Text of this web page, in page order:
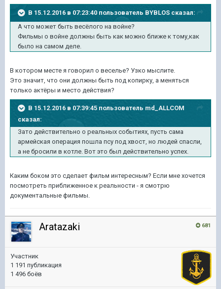
В 15.12.2016 в 07:23:40 пользователь BYBLOS сказал:
А что может быть весёлого на войне?
Фильмы о войне должны быть как можно ближе к тому,как
было на самом деле.
В котором месте я говорил о веселье? Узко мыслите.
Это значит, что они должны быть под копирку, а меняться
только актёры и место действия?
В 15.12.2016 в 07:39:45 пользователь md_ALLCOM
сказал:
Зато действительно о реальных событиях, пусть сама
армейская операция пошла псу под хвост, но людей спасли,
а не бросили в котле. Вот это был действительно успех.
Каким боком это сделает фильм интересным? Если мне хочется
посмотреть приближенное к реальности - я смотрю
документальные фильмы.
681
Aratazaki
Участник
1 191 публикация
1 496 боёв